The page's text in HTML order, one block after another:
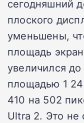
сегодняшний
плоского
уменьшены,
площадь
увеличился
площадью 1
410 на 502
Ultra 2. Это